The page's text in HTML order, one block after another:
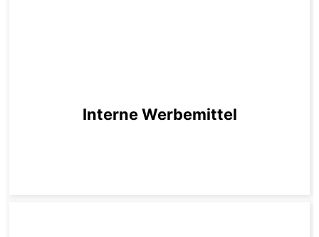
Interne Werbemittel